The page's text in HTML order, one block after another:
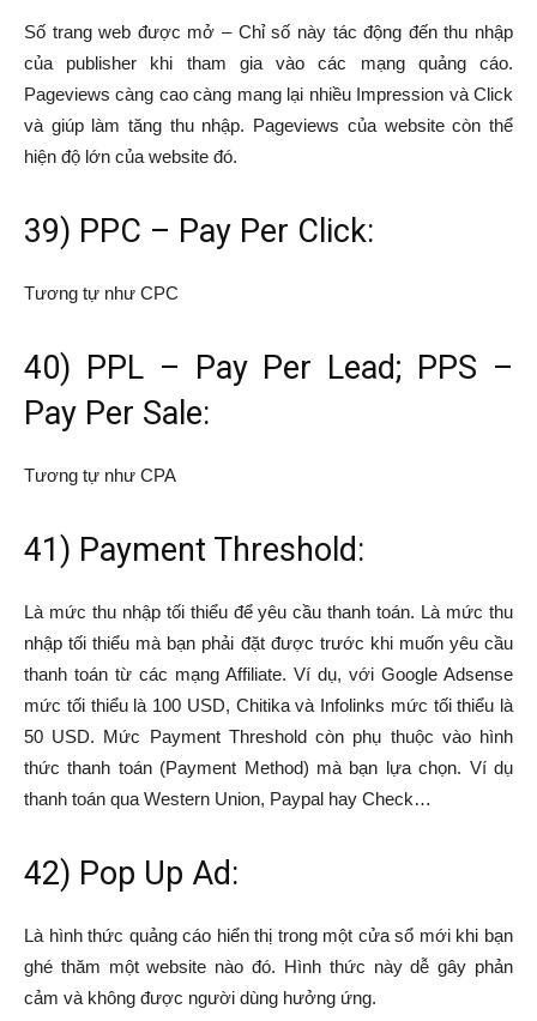
Số trang web được mở – Chỉ số này tác động đến thu nhập
của publisher khi tham gia vào các mạng quảng cáo.
Pageviews càng cao càng mang lại nhiều Impression và Click
và giúp làm tăng thu nhập. Pageviews của website còn thể
hiện độ lớn của website đó.
39) PPC – Pay Per Click:
Tương tự như CPC
40) PPL – Pay Per Lead; PPS –
Pay Per Sale:
Tương tự như CPA
41) Payment Threshold:
Là mức thu nhập tối thiểu để yêu cầu thanh toán. Là mức thu
nhập tối thiểu mà bạn phải đặt được trước khi muốn yêu cầu
thanh toán từ các mạng Affiliate. Ví dụ, với Google Adsense
mức tối thiểu là 100 USD, Chitika và Infolinks mức tối thiểu là
50 USD. Mức Payment Threshold còn phụ thuộc vào hình
thức thanh toán (Payment Method) mà bạn lựa chọn. Ví dụ
thanh toán qua Western Union, Paypal hay Check…
42) Pop Up Ad:
Là hình thức quảng cáo hiển thị trong một cửa sổ mới khi bạn
ghé thăm một website nào đó. Hình thức này dễ gây phản
cảm và không được người dùng hưởng ứng.